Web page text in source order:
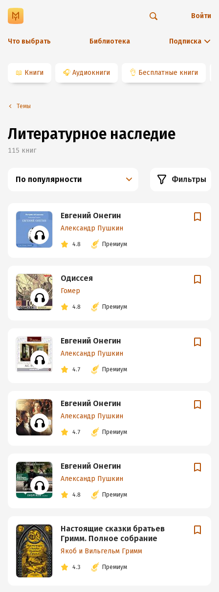
Что выбрать Библиотека Подписка
Войти
📖 Книги 🎧 Аудиокниги 👌 Бесплатные книги
Темы
Литературное наследие
115 книг
По популярности Фильтры
Евгений Онегин
Александр Пушкин
4.8 Премиум
Одиссея
Гомер
4.8 Премиум
Евгений Онегин
Александр Пушкин
4.7 Премиум
Евгений Онегин
Александр Пушкин
4.7 Премиум
Евгений Онегин
Александр Пушкин
4.8 Премиум
Настоящие сказки братьев
Гримм. Полное собрание
Якоб и Вильгельм Гримм
4.3 Премиум